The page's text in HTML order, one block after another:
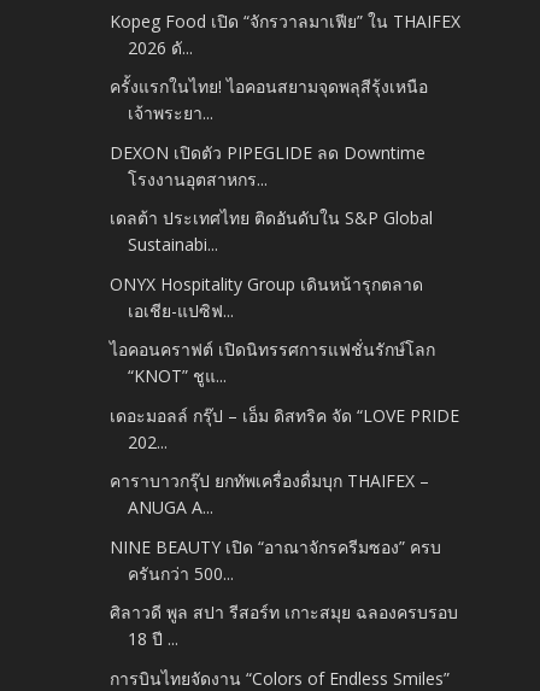
Kopeg Food เปิด “จักรวาลมาเฟีย” ใน THAIFEX
2026 ดั...
ครั้งแรกในไทย! ไอคอนสยามจุดพลุสีรุ้งเหนือ
เจ้าพระยา...
DEXON เปิดตัว PIPEGLIDE ลด Downtime
โรงงานอุตสาหกร...
เดลต้า ประเทศไทย ติดอันดับใน S&P Global
Sustainabi...
ONYX Hospitality Group เดินหน้ารุกตลาด
เอเชีย-แปซิฟ...
ไอคอนคราฟต์ เปิดนิทรรศการแฟชั่นรักษ์โลก
“KNOT” ชูแ...
เดอะมอลล์ กรุ๊ป – เอ็ม ดิสทริค จัด “LOVE PRIDE
202...
คาราบาวกรุ๊ป ยกทัพเครื่องดื่มบุก THAIFEX –
ANUGA A...
NINE BEAUTY เปิด “อาณาจักรครีมซอง” ครบ
ครันกว่า 500...
ศิลาวดี พูล สปา รีสอร์ท เกาะสมุย ฉลองครบรอบ
18 ปี ...
การบินไทยจัดงาน “Colors of Endless Smiles”